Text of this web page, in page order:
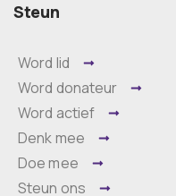
Steun
Word lid
Word donateur
Word actief
Denk mee
Doe mee
Steun ons